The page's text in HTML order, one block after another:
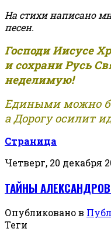
На стихи написано
песен.
Господи Иисусе
и сохрани Русь
неделимую!
Едиными можно
а Дорогу осилит
Страница
Четверг, 20 декабря
ТАЙНЫ
Опубликовано в
Теги